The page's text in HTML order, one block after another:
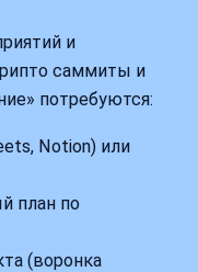
и
саммиты и
потребуются:
Notion) или
план по
(воронка